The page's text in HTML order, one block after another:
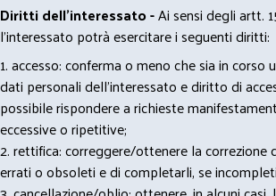
Diritti dell’interessato -Ai sensi degli artt.
l’interessato potrà esercitare i seguenti diritti:
1. accesso: conferma o meno che sia in
dati personali dell’interessato e diritto di
possibile rispondere a richieste
eccessive o ripetitive;
2. rettifica: correggere/ottenere la correzione
errati o obsoleti e di completarli, se